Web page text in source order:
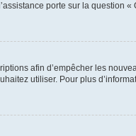
porte sur la question
afin d’empêcher les
utiliser. Pour plus